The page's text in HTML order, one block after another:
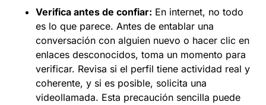
Verifica antes de confiar: En internet, no todo
es lo que parece. Antes de entablar una
conversación con alguien nuevo o hacer clic en
enlaces desconocidos, toma un momento para
verificar. Revisa si el perfil tiene actividad real y
coherente, y si es posible, solicita una
videollamada. Esta precaución sencilla puede